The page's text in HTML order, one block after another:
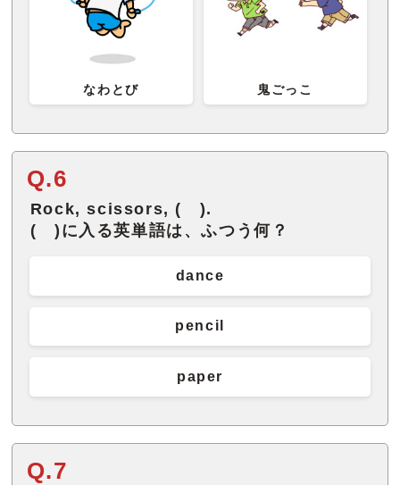
なわとび 鬼ごっこ
Q.6
Rock, scissors, ( ).
( )に入る英単語は、ふつう何？
dance
pencil
paper
Q.7